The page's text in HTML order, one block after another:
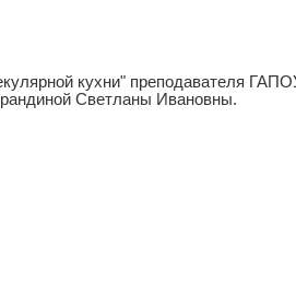
кухни" преподавателя
Светланы Ивановны.